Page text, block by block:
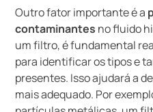
Outro fator importante é a
contaminantes no fluido
um filtro, é fundamental
para identificar os tipos e
presentes. Isso ajudará a
mais adequado. Por